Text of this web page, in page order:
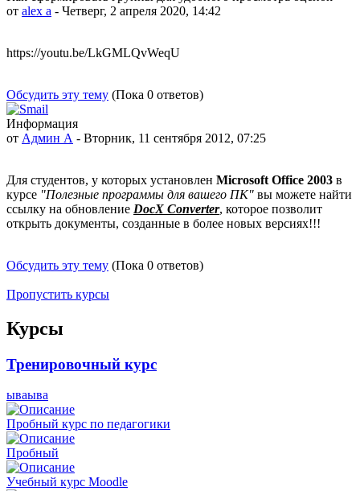
от alex a - Четверг, 2 апреля 2020, 14:42
https://youtu.be/LkGMLQvWeqU
Обсудить эту тему (Пока 0 ответов)
Информация
от Админ А - Вторник, 11 сентября 2012, 07:25
Для студентов, у которых установлен Microsoft Office 2003 в
курсе "Полезные программы для вашего ПК" вы можете найти
ссылку на обновление DocX Converter, которое позволит
открыть документы, созданные в более новых версиях!!!
Обсудить эту тему (Пока 0 ответов)
Пропустить курсы
Курсы
Тренировочный курс
ываыва
Пробный курс по педагогики
Пробный
Учебный курс Moodle